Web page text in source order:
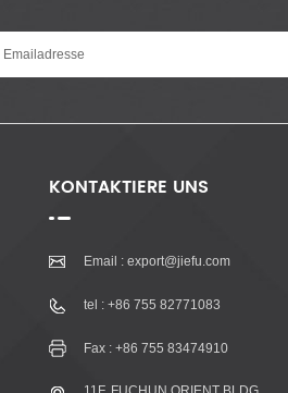
KONTAKTIERE UNS
Email : export@jiefu.com
tel : +86 755 82771083
Fax : +86 755 83474910